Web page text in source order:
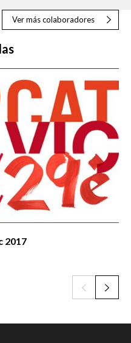
Ver más colaboradores
2017